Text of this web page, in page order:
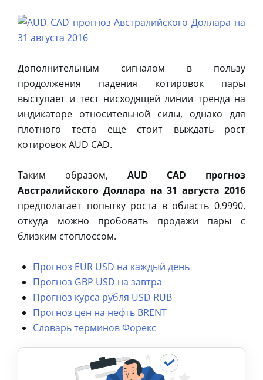
Дополнительным сигналом в пользу
продолжения падения котировок пары
выступает и тест нисходящей линии тренда на
индикаторе относительной силы, однако для
плотного теста еще стоит выждать рост
котировок AUD CAD.
Таким образом, AUD CAD прогноз
Австралийского Доллара на 31 августа 2016
предполагает попытку роста в область 0.9990,
откуда можно пробовать продажи пары с
близким стоплоссом.
Прогноз EUR USD на каждый день
Прогноз GBP USD на завтра
Прогноз курса рубля USD RUB
Прогноз цен на нефть BRENT
Словарь терминов Форекс